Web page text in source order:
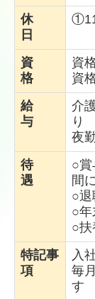
休
日
資
格
資
資
給
与
介
り
夜
待
遇
○
間
○
○年
○扶
特記事
項
入
毎
す